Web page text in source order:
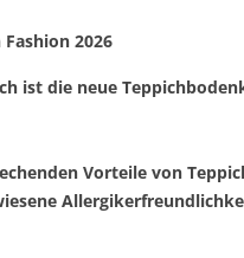
2026
ist die neue
Vorteile von